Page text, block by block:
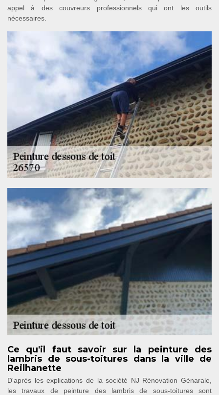
appel à des couvreurs professionnels qui ont les outils
nécessaires.
Ce qu'il faut savoir sur la peinture des
lambris de sous-toitures dans la ville de
Reilhanette
D'après les explications de la société NJ Rénovation Génarale,
les travaux de peinture des lambris de sous-toitures sont